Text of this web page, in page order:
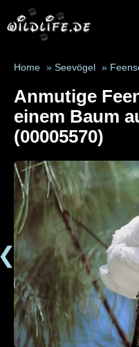
Home » Seevögel »
Anmutige
einem Baum
(00005570)